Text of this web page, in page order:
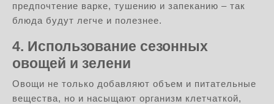
предпочтение варке, тушению и запеканию – так
блюда будут легче и полезнее.
4. Использование сезонных
овощей и зелени
Овощи не только добавляют объем и питательные
вещества, но и насыщают организм клетчаткой,